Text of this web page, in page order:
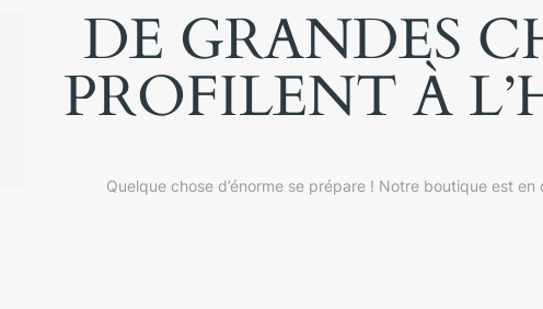
DE GRANDES
PROFILENT À
Quelque chose d’énorme se prépare ! Notre boutique est